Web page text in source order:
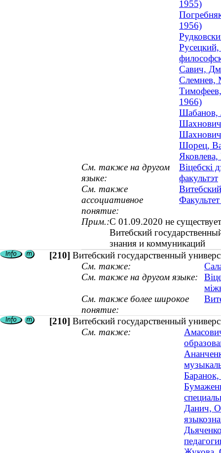
1955)
1956)
Савич,
Слемнев,
1966)
Шабанов,
Шорец,
См. также на другом
языке:
Віцебскі
факультэт
См. также
ассоциативное
понятие:
Прим.:С 01.09.2020 не
Витебский
знания и коммуникаций
[210] Витебский государственный
См. также:
См. также на другом языке:
См. также более широкое
понятие:
[210] Витебский государственный
См. также:
Данич,